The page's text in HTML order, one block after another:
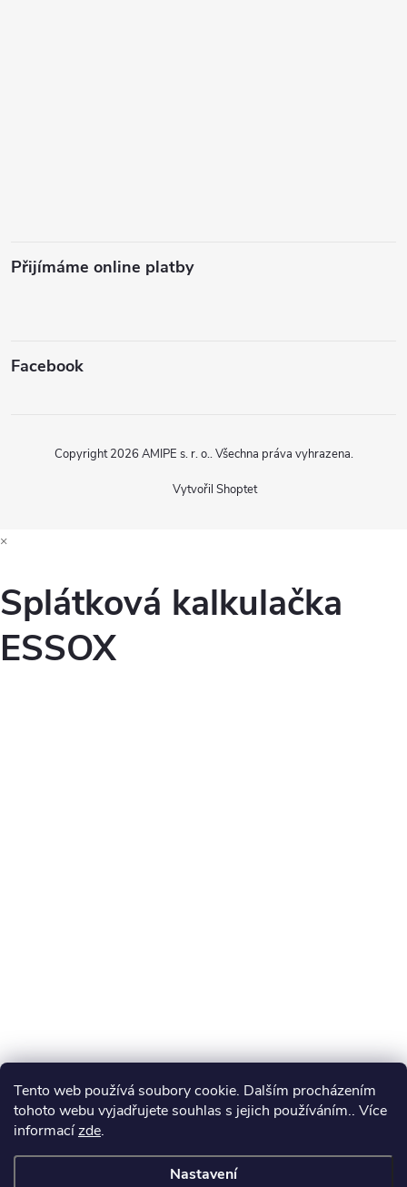
Tento web používá soubory cookie. Dalším procházením
tohoto webu vyjadřujete souhlas s jejich používáním.. Více
informacízde.
Nastavení
Přijímáme online platby
Facebook
Vytvořil Shoptet
Copyright 2026 AMIPE s. r. o.. Všechna práva vyhrazena.
×
Splátková kalkulačka
ESSOX